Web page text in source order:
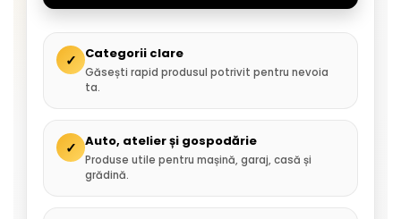
✓ Categorii clare
Găsești rapid produsul potrivit pentru nevoia
ta.
✓ Auto, atelier și gospodărie
Produse utile pentru mașină, garaj, casă și
grădină.